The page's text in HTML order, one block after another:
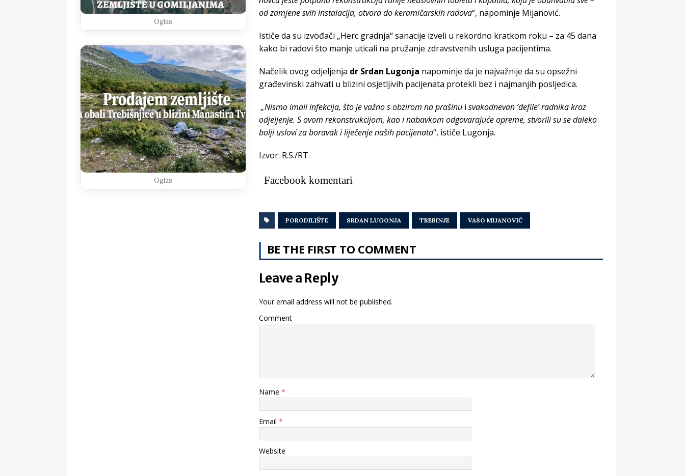
od zamjene svih instalacija, otvora do keramičarskih radova“, napominje Mijanović.
Ističe da su izvođači „Herc gradnja“ sanacije izveli u rekordno kratkom roku – za 45 dana
kako bi radovi što manje uticali na pružanje zdravstvenih usluga pacijentima.
Načelik ovog odjeljenja dr Srdan Lugonja napominje da je najvažnije da su opsežni
građevinski zahvati u blizini osjetljivih pacijenata protekli bez i najmanjih posljedica.
„Nismo imali infekcija, što je važno s obzirom na prašinui svakodnevan ‘defile’ radnika kroz
odjeljenje. S ovom rekonstrukcijom, kao i nabavkom odgovarajuće opreme, stvorili su se daleko
bolji uslovi za boravak i liječenje naših pacijenata“, ističe Lugonja.
Izvor: R.S./RT
Facebook komentari
PORODILIŠTE SRDAN LUGONJA TREBINJE VASO MIJANOVIĆ
BE THE FIRST TO COMMENT
Leave a Reply
Your email address will not be published.
Comment
Name *
Email *
Website
Oglas
Oglas